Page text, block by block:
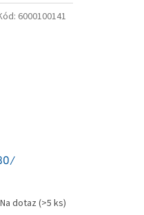
Na dotaz (>5 ks)
6000100141